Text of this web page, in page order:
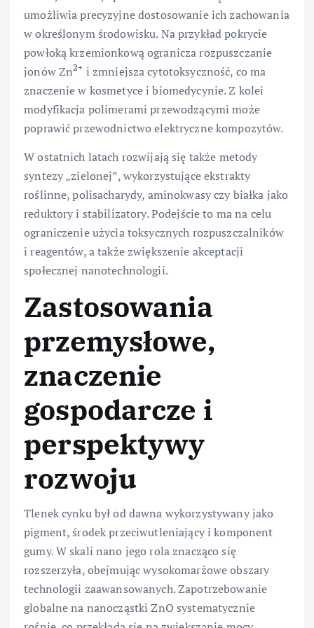
umożliwia precyzyjne dostosowanie ich zachowania
w określonym środowisku. Na przykład pokrycie
powłoką krzemionkową ogranicza rozpuszczanie
jonów Zn2+ i zmniejsza cytotoksyczność, co ma
znaczenie w kosmetyce i biomedycynie. Z kolei
modyfikacja polimerami przewodzącymi może
poprawić przewodnictwo elektryczne kompozytów.
W ostatnich latach rozwijają się także metody
syntezy „zielonej”, wykorzystujące ekstrakty
roślinne, polisacharydy, aminokwasy czy białka jako
reduktory i stabilizatory. Podejście to ma na celu
ograniczenie użycia toksycznych rozpuszczalników
i reagentów, a także zwiększenie akceptacji
społecznej nanotechnologii.
Zastosowania
przemysłowe,
znaczenie
gospodarcze i
perspektywy
rozwoju
Tlenek cynku był od dawna wykorzystywany jako
pigment, środek przeciwutleniający i komponent
gumy. W skali nano jego rola znacząco się
rozszerzyła, obejmując wysokomarżowe obszary
technologii zaawansowanych. Zapotrzebowanie
globalne na nanocząstki ZnO systematycznie